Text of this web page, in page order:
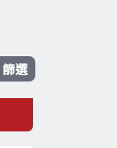
篩選